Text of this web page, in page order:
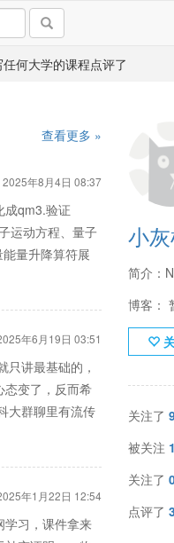
任何大学的课程点评了
查看更多 »
2025年8月4日 08:37
成qm3.验证
运动方程、量子
量升降算符展
年6月19日 03:51
讲最基础的，
态变了，反而希
大群聊里有流传
年1月22日 12:54
学习，课件拿来
小
简介：
博客：
关注了
被关注
关注了
点评了